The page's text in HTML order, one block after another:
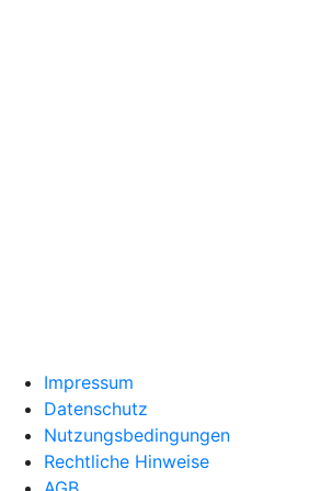
Impressum
Datenschutz
Nutzungsbedingungen
Rechtliche Hinweise